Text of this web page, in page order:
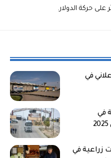
حركة الدولار.
في
في
زراعية في